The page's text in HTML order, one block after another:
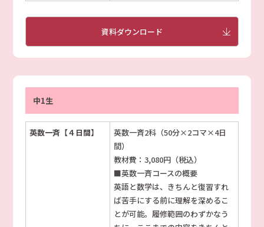
資料ダウンロード
中1生
英数一斉【４日間】
英数一斉2科（50分×2コマ×4日
間）
教材費：3,080円（税込）
■英数一斉コースの概要
英語と数学は、きちんと復習すれ
ば苦手にする前に理解を深めるこ
とが可能。履修範囲のわずかなう